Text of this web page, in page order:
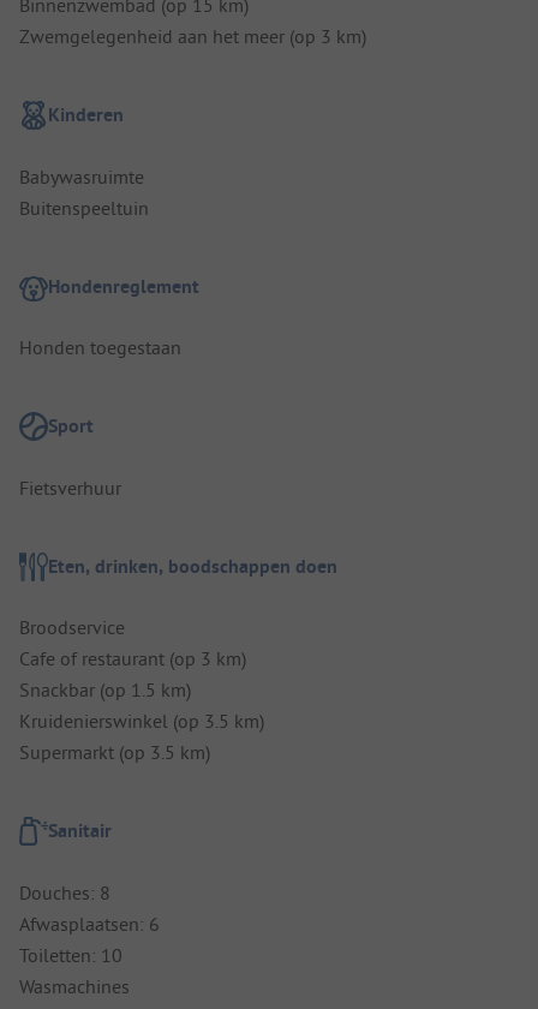
Binnenzwembad (op 15 km)
Zwemgelegenheid aan het meer (op 3 km)
Kinderen
Babywasruimte
Buitenspeeltuin
Hondenreglement
Honden toegestaan
Sport
Fietsverhuur
Eten, drinken, boodschappen doen
Broodservice
Cafe of restaurant (op 3 km)
Snackbar (op 1.5 km)
Kruidenierswinkel (op 3.5 km)
Supermarkt (op 3.5 km)
Sanitair
Douches: 8
Afwasplaatsen: 6
Toiletten: 10
Wasmachines